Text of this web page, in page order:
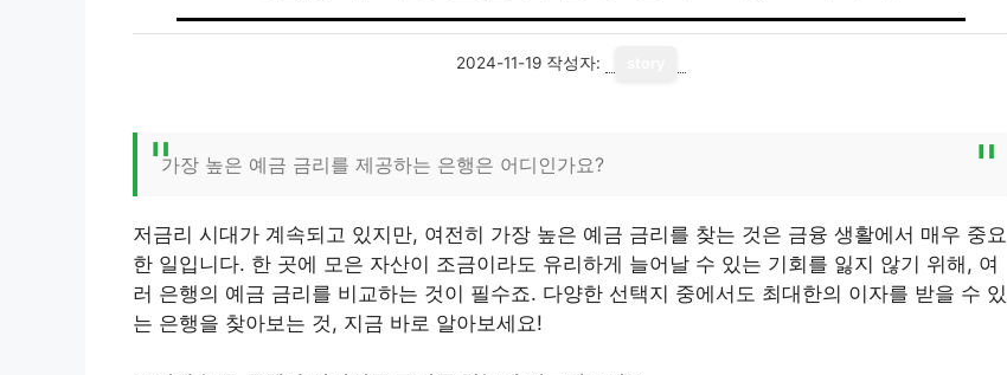
2024-11-19 작성자:
가장 높은 예금 금리를 제공하는 은행은 어디인가요?
저금리 시대가 계속되고 있지만, 여전히 가장 높은 예금 금리를 찾는 것은 금융 생활에서 매우 중요
한 일입니다. 한 곳에 모은 자산이 조금이라도 유리하게 늘어날 수 있는 기회를 잃지 않기 위해, 여
러 은행의 예금 금리를 비교하는 것이 필수죠. 다양한 선택지 중에서도 최대한의 이자를 받을 수 있
는 은행을 찾아보는 것, 지금 바로 알아보세요!